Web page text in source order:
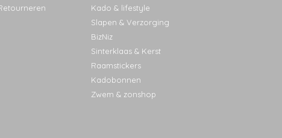
Kado & lifestyle
Slapen & Verzorging
BizNiz
Sinterklaas & Kerst
Raamstickers
Kadobonnen
Zwem & zonshop